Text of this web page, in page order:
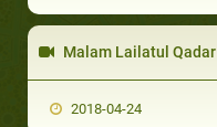
Malam Lailatul Qadar
2018-04-24